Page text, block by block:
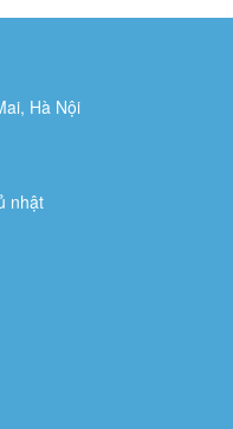
Hà Nội
nhật